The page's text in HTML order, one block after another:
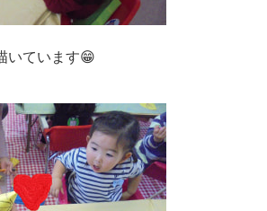
いています😁